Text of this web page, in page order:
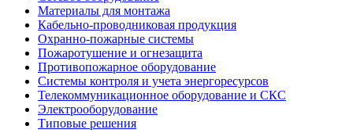
Материалы для монтажа
Кабельно-проводниковая продукция
Охранно-пожарные системы
Пожаротушение и огнезащита
Противопожарное оборудование
Системы контроля и учета энергоресурсов
Телекоммуникационное оборудование и СКС
Электрооборудование
Типовые решения